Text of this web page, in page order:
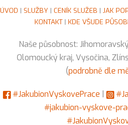
ÚVOD | SLUŽBY | CENÍK SLUŽEB | JAK
KONTAKT| KDE VŠUDE
Naše působnost:
Olomoucký kraj, Vysočina,
(podrobně dle
#JakubionVyskovePrace
#jakubion-vyskove-